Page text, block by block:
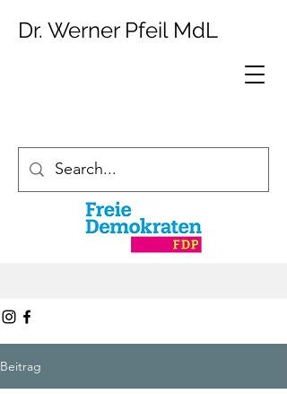
Dr. Werner Pfeil MdL
Beitrag